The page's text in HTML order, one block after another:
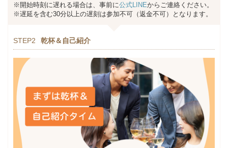
※開始時刻に遅れる場合は、事前に公式LINEからご連絡ください。
※遅延を含む30分以上の遅刻は参加不可（返金不可）となります。
STEP2 乾杯＆自己紹介